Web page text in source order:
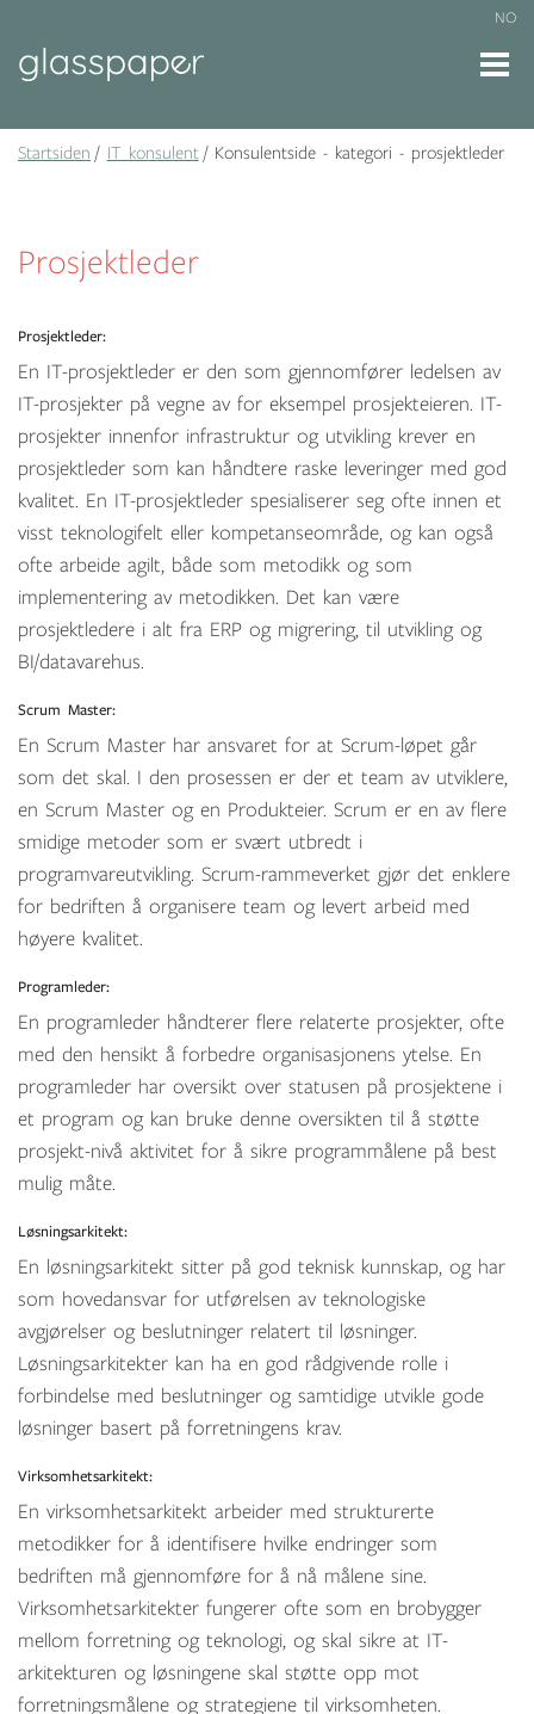
NO
Startsiden IT konsulent Konsulentside - kategori - prosjektleder
Prosjektleder
Prosjektleder:
En IT-prosjektleder er den som gjennomfører ledelsen av
IT-prosjekter på vegne av for eksempel prosjekteieren. IT-
prosjekter innenfor infrastruktur og utvikling krever en
prosjektleder som kan håndtere raske leveringer med god
kvalitet. En IT-prosjektleder spesialiserer seg ofte innen et
visst teknologifelt eller kompetanseområde, og kan også
ofte arbeide agilt, både som metodikk og som
implementering av metodikken. Det kan være
prosjektledere i alt fra ERP og migrering, til utvikling og
BI/datavarehus.
Scrum Master:
En Scrum Master har ansvaret for at Scrum-løpet går
som det skal. I den prosessen er der et team av utviklere,
en Scrum Master og en Produkteier. Scrum er en av flere
smidige metoder som er svært utbredt i
programvareutvikling. Scrum-rammeverket gjør det enklere
for bedriften å organisere team og levert arbeid med
høyere kvalitet.
Programleder:
En programleder håndterer flere relaterte prosjekter, ofte
med den hensikt å forbedre organisasjonens ytelse. En
programleder har oversikt over statusen på prosjektene i
et program og kan bruke denne oversikten til å støtte
prosjekt-nivå aktivitet for å sikre programmålene på best
mulig måte.
Løsningsarkitekt:
En løsningsarkitekt sitter på god teknisk kunnskap, og har
som hovedansvar for utførelsen av teknologiske
avgjørelser og beslutninger relatert til løsninger.
Løsningsarkitekter kan ha en god rådgivende rolle i
forbindelse med beslutninger og samtidige utvikle gode
løsninger basert på forretningens krav.
Virksomhetsarkitekt:
En virksomhetsarkitekt arbeider med strukturerte
metodikker for å identifisere hvilke endringer som
bedriften må gjennomføre for å nå målene sine.
Virksomhetsarkitekter fungerer ofte som en brobygger
mellom forretning og teknologi, og skal sikre at IT-
arkitekturen og løsningene skal støtte opp mot
forretningsmålene og strategiene til virksomheten.